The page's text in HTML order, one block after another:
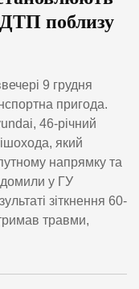
ДТП поблизу
9 грудня
пригода.
46-річний
який
напрямку та
у ГУ
зіткнення 60-
травми,